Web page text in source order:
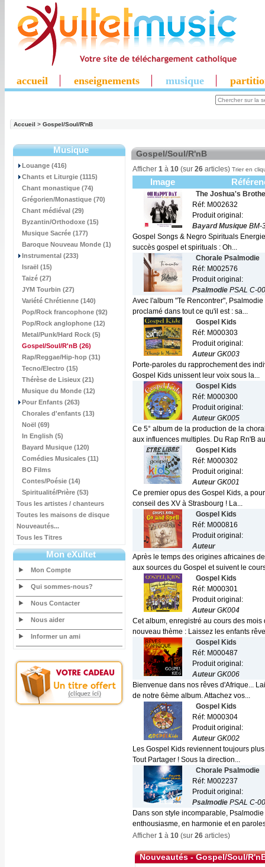
accueil enseignements musique
Accueil > Gospel/Soul/R'nB
Musique
Louange (416)
Chants et Liturgie (1115)
Chant monastique (74)
Grégorien/Monastique (70)
Chant médiéval (29)
Byzantin/Orthodoxe (15)
Musique Sacrée (177)
Baroque Nouveau Monde (1)
Instrumental (233)
Israël (15)
Taizé (27)
JYM Tourbin (27)
Variété Chrétienne (140)
Pop/Rock francophone (92)
Pop/Rock anglophone (12)
Metal/Punk/Hard Rock (5)
Gospel/Soul/R'nB (26)
Rap/Reggae/Hip-hop (31)
Tecno/Electro (15)
Thérèse de Lisieux (21)
Musique du Monde (12)
Pour Enfants (263)
Chorales d'enfants (13)
Noël (69)
In English (5)
Bayard Musique (120)
Comédies Musicales (11)
BO Films
Contes/Poésie (14)
Spiritualité/Prière (53)
Tous les artistes / chanteurs
Toutes les maisons de disque
Nouveautés...
Tous les Titres
Mon eXultet
Mon Compte
Qui sommes-nous?
Nous Contacter
Nous aider
Informer un ami
Gospel/Soul/R'nB
Afficher 1 à 10 (sur 26 articles) Trier en
Image
The Joshua's
Réf: M002632
Produit original:
Bayard Musique BM-
Gospel Songs & Negro Spirituals
succès gospel et spirituals : Oh...
Chorale Psalmodie
Réf: M002576
Produit original:
Psalmodie PSAL C-
Avec l'album "Te Rencontrer",
proclamé dans tout ce qu'il est : sa...
Gospel Kids
Réf: M000303
Produit original:
AuteurGK003
Porte-paroles du rapprochement des
Gospel Kids unissent leur voix sous la...
Gospel Kids
Réf: M000300
Produit original:
AuteurGK005
Ce 5° album de la production de la
aux influences multiples. Du Rap Rn'B
Gospel Kids
Réf: M000302
Produit original:
AuteurGK001
Ce premier opus des Gospel Kids, a
conseil des XV à Strasbourg ! La...
Gospel Kids
Réf: M000816
Produit original:
Auteur
Après le temps des origines africaines
aux sources du Gospel et suivent le
Gospel Kids
Réf: M000301
Produit original:
AuteurGK004
Cet album, enregistré au cours des
nouveau thème : Laissez les enfants
Gospel Kids
Réf: M000487
Produit original:
AuteurGK006
Bienvenue dans nos rêves d'Afrique...
de notre 6ème album. Attachez vos...
Gospel Kids
Réf: M000304
Produit original:
AuteurGK002
Les Gospel Kids reviennent toujours
Tout Partager ! Sous la direction...
Chorale Psalmodie
Réf: M002237
Produit original:
Psalmodie PSAL C-
Dans son style incomparable,
enthousiasme, en harmonie et en
Afficher 1 à 10 (sur 26 articles)
Nouveautés - Gospel/Soul/